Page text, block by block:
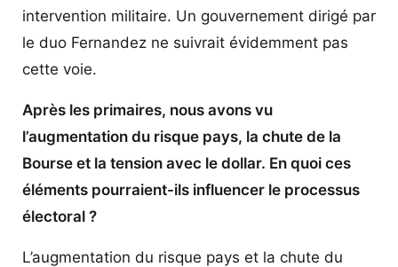
intervention militaire. Un gouvernement dirigé par
le duo Fernandez ne suivrait évidemment pas
cette voie.
Après les primaires, nous avons vu
l’augmentation du risque pays, la chute de la
Bourse et la tension avec le dollar. En quoi ces
éléments pourraient-ils influencer le processus
électoral ?
L’augmentation du risque pays et la chute du